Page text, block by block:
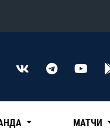
Конференция «Восток»
МАТЧИ